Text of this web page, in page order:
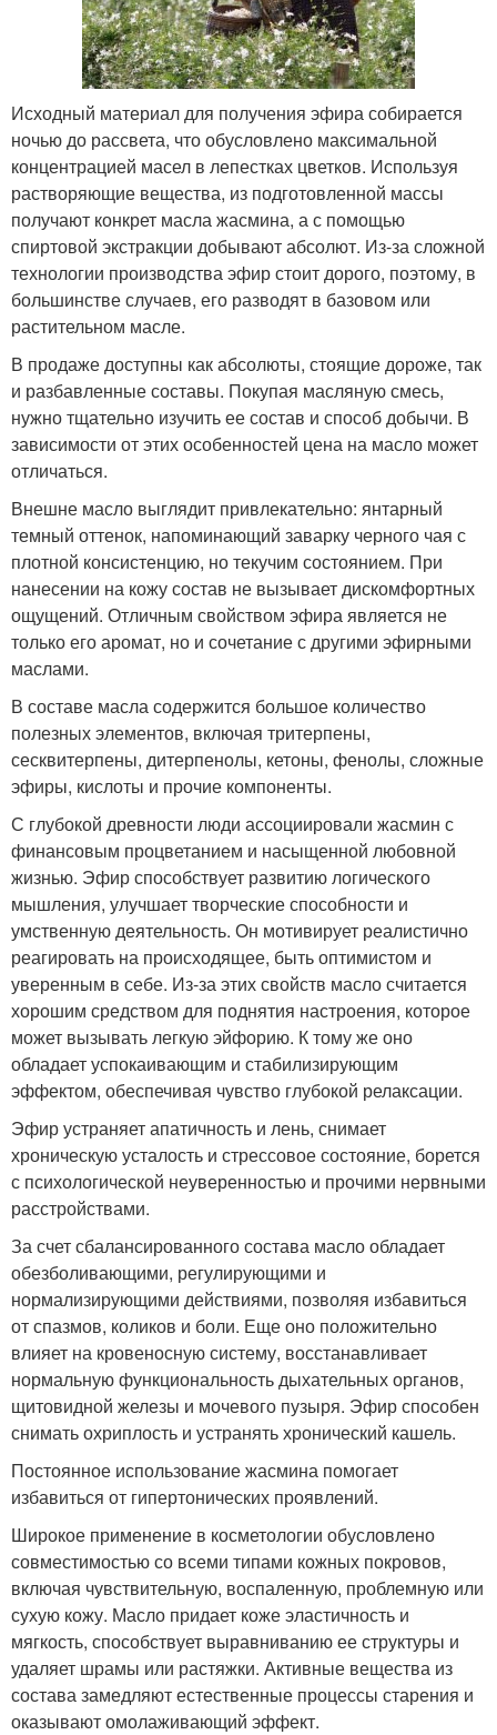
Исходный материал для получения эфира собирается
ночью до рассвета, что обусловлено максимальной
концентрацией масел в лепестках цветков. Используя
растворяющие вещества, из подготовленной массы
получают конкрет масла жасмина, а с помощью
спиртовой экстракции добывают абсолют. Из-за сложной
технологии производства эфир стоит дорого, поэтому, в
большинстве случаев, его разводят в базовом или
растительном масле.
В продаже доступны как абсолюты, стоящие дороже, так
и разбавленные составы. Покупая масляную смесь,
нужно тщательно изучить ее состав и способ добычи. В
зависимости от этих особенностей цена на масло может
отличаться.
Внешне масло выглядит привлекательно: янтарный
темный оттенок, напоминающий заварку черного чая с
плотной консистенцию, но текучим состоянием. При
нанесении на кожу состав не вызывает дискомфортных
ощущений. Отличным свойством эфира является не
только его аромат, но и сочетание с другими эфирными
маслами.
В составе масла содержится большое количество
полезных элементов, включая тритерпены,
сесквитерпены, дитерпенолы, кетоны, фенолы, сложные
эфиры, кислоты и прочие компоненты.
С глубокой древности люди ассоциировали жасмин с
финансовым процветанием и насыщенной любовной
жизнью. Эфир способствует развитию логического
мышления, улучшает творческие способности и
умственную деятельность. Он мотивирует реалистично
реагировать на происходящее, быть оптимистом и
уверенным в себе. Из-за этих свойств масло считается
хорошим средством для поднятия настроения, которое
может вызывать легкую эйфорию. К тому же оно
обладает успокаивающим и стабилизирующим
эффектом, обеспечивая чувство глубокой релаксации.
Эфир устраняет апатичность и лень, снимает
хроническую усталость и стрессовое состояние, борется
с психологической неуверенностью и прочими нервными
расстройствами.
За счет сбалансированного состава масло обладает
обезболивающими, регулирующими и
нормализирующими действиями, позволяя избавиться
от спазмов, коликов и боли. Еще оно положительно
влияет на кровеносную систему, восстанавливает
нормальную функциональность дыхательных органов,
щитовидной железы и мочевого пузыря. Эфир способен
снимать охриплость и устранять хронический кашель.
Постоянное использование жасмина помогает
избавиться от гипертонических проявлений.
Широкое применение в косметологии обусловлено
совместимостью со всеми типами кожных покровов,
включая чувствительную, воспаленную, проблемную или
сухую кожу. Масло придает коже эластичность и
мягкость, способствует выравниванию ее структуры и
удаляет шрамы или растяжки. Активные вещества из
состава замедляют естественные процессы старения и
оказывают омолаживающий эффект.